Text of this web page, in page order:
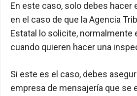
En este caso, solo debes hacer
en el caso de que la Agencia
Estatal lo solicite, normalmente
cuando quieren hacer una
Si este es el caso, debes
empresa de mensajería que se